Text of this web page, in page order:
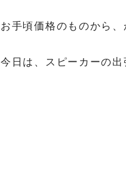
お手頃価格のものから
今日は、スピーカーの